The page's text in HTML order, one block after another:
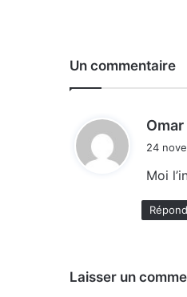
Un commentaire
24
Moi
Laisser un